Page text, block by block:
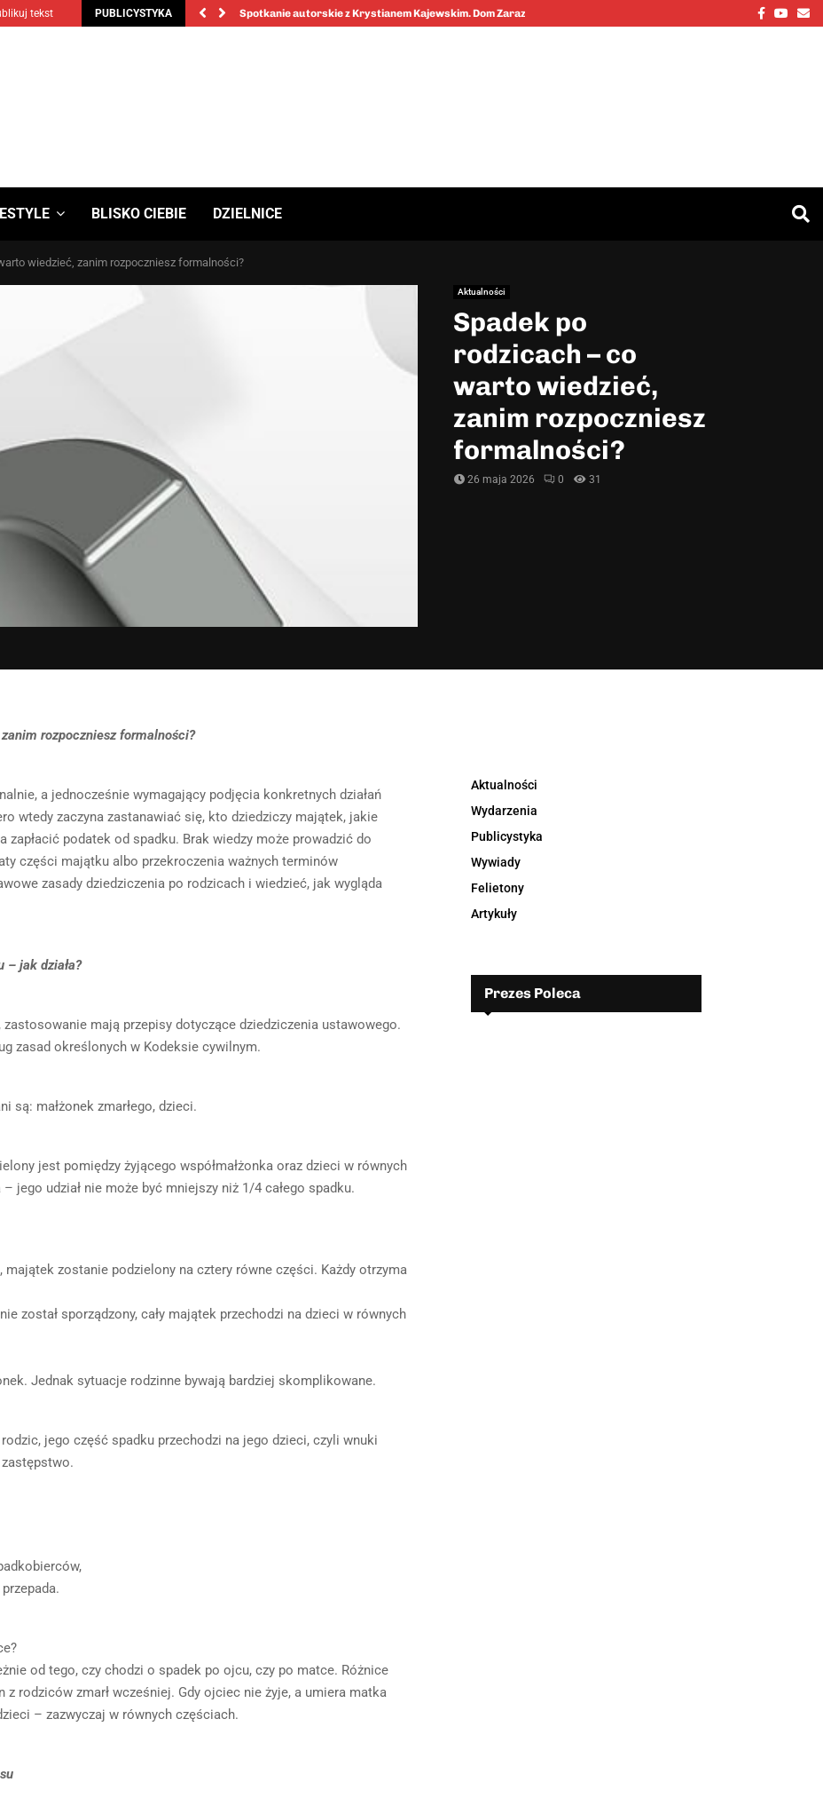
tekst PUBLICYSTYKA Spotkanie autorskie z Krystianem Kajewskim. Dom Zarazy… Facebook
BLISKO CIEBIE DZIELNICE
wiedzieć, zanim rozpoczniesz formalności?
Aktualności
Spadek po
rodzicach – co
warto wiedzieć,
zanim rozpoczniesz
formalności?
26 maja 2026 0 31
rozpoczniesz formalności?
a jednocześnie wymagający podjęcia konkretnych działań
wtedy zaczyna zastanawiać się, kto dziedziczy majątek, jakie
podatek od spadku. Brak wiedzy może prowadzić do
części majątku albo przekroczenia ważnych terminów
zasady dziedziczenia po rodzicach i wiedzieć, jak wygląda
– jak działa?
mają przepisy dotyczące dziedziczenia ustawowego.
zasad określonych w Kodeksie cywilnym.
są: małżonek zmarłego, dzieci.
jest pomiędzy żyjącego współmałżonka oraz dzieci w równych
jego udział nie może być mniejszy niż 1/4 całego spadku.
majątek zostanie podzielony na cztery równe części. Każdy otrzyma
został sporządzony, cały majątek przechodzi na dzieci w równych
Jednak sytuacje rodzinne bywają bardziej skomplikowane.
jego część spadku przechodzi na jego dzieci, czyli wnuki
od tego, czy chodzi o spadek po ojcu, czy po matce. Różnice
z rodziców zmarł wcześniej. Gdy ojciec nie żyje, a umiera matka
– zazwyczaj w równych częściach.
Aktualności
Wydarzenia
Publicystyka
Wywiady
Felietony
Artykuły
Prezes Poleca